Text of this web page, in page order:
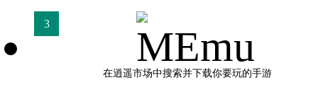
在逍遥市场中搜索并下载你要玩的手游
3